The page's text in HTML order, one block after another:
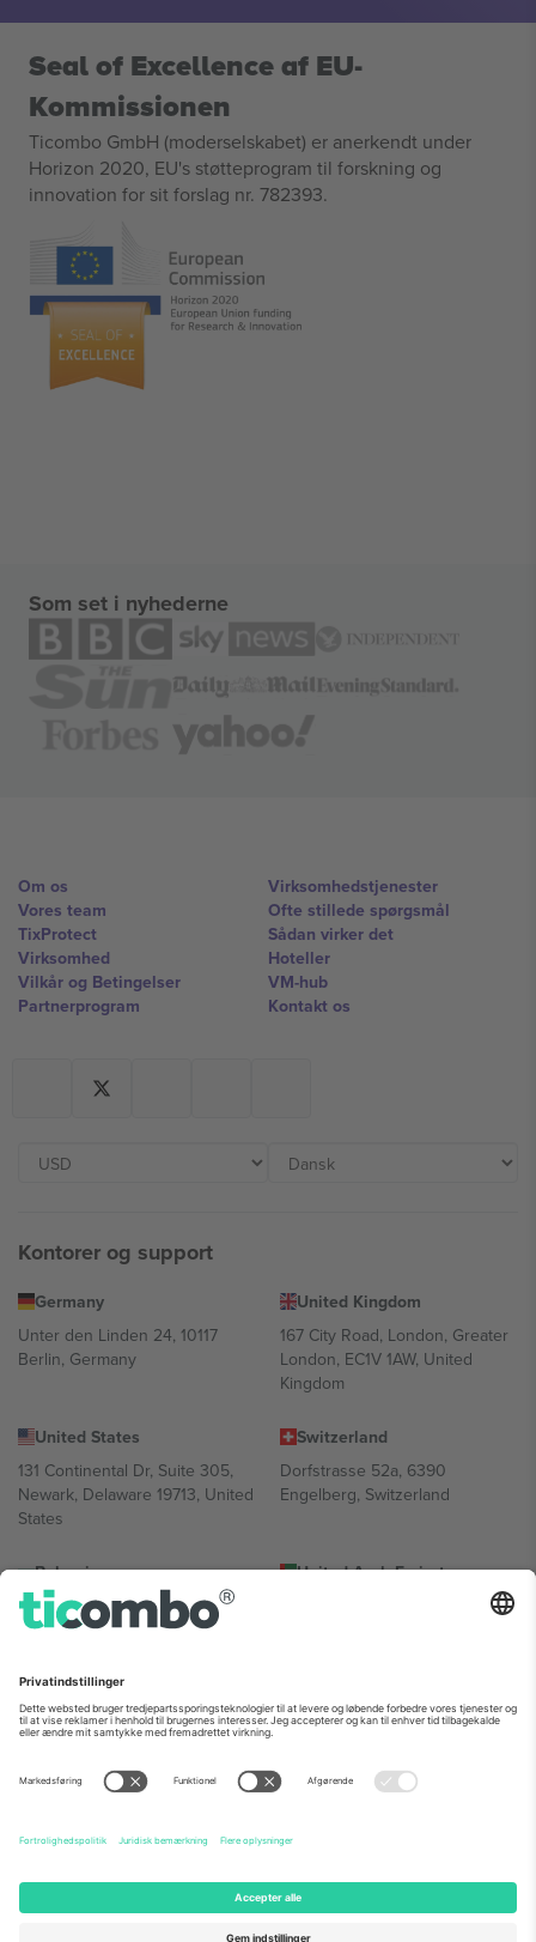
Seal of Excellence af EU-
Kommissionen
Ticombo GmbH (moderselskabet) er anerkendt under
Horizon 2020, EU's støtteprogram til forskning og
innovation for sit forslag nr. 782393.
Som set i nyhederne
Om os
Vores team
TixProtect
Virksomhed
Vilkår og Betingelser
Partnerprogram
Virksomhedstjenester
Ofte stillede spørgsmål
Sådan virker det
Hoteller
VM-hub
Kontakt os
Kontorer og support
Germany
Unter den Linden 24, 10117
Berlin, Germany
United Kingdom
167 City Road, London, Greater
London, EC1V 1AW, United
Kingdom
United States
131 Continental Dr, Suite 305,
Newark, Delaware 19713, United
States
Switzerland
Dorfstrasse 52a, 6390
Engelberg, Switzerland
Bulgaria
Regus Sofia City West, bul
Totleben 53-55, 1606 Sofia,
United Arab Emirates
UAE Dubai Silicon Oasis, DDP
Mexico
Av Chapultepec 360, Roma
Norte, Cuauhtémoc, 06700
Ciudad de México, CDMX,
sted, begivenhed og/eller domæne. For detaljer se den specifikke
begivenhedsside, tryk og vilkår.,Virksomhed
Ticombo. Alle rettigheder forbeholdes.